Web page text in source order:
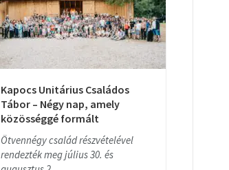
Kapocs Unitárius Családos
Tábor – Négy nap, amely
közösséggé formált
Ötvennégy család részvételével
rendezték meg július 30. és